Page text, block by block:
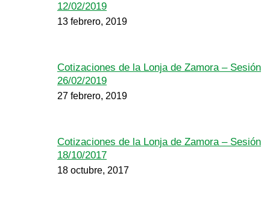
12/02/2019
13 febrero, 2019
Cotizaciones de la Lonja de Zamora – Sesión
26/02/2019
27 febrero, 2019
Cotizaciones de la Lonja de Zamora – Sesión
18/10/2017
18 octubre, 2017